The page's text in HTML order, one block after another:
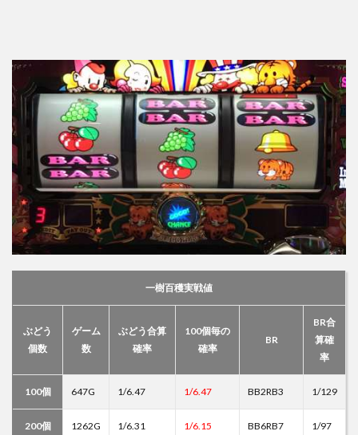
一樹百穫実戦値
ぶどう
個数
ゲーム
数
ぶどう合算
確率
100個毎の
確率
BR
BR合
算確
率
100個 647G 1/6.47 1/6.47 BB2RB3 1/129
200個 1262G 1/6.31 1/6.15 BB6RB7 1/97